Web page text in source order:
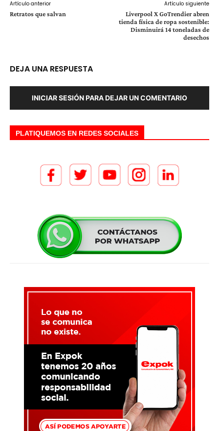
Artículo anterior
Retratos que salvan
Artículo siguiente
Liverpool X GoTrendier abren
tienda física de ropa sostenible:
Disminuirá 14 toneladas de
desechos
DEJA UNA RESPUESTA
INICIAR SESIÓN PARA DEJAR UN COMENTARIO
PLATIQUEMOS EN REDES SOCIALES